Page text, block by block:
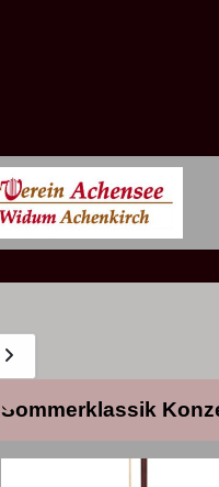
Sommerklassik